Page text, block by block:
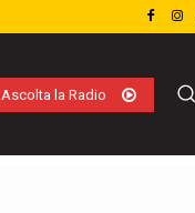
Ascolta la Radio